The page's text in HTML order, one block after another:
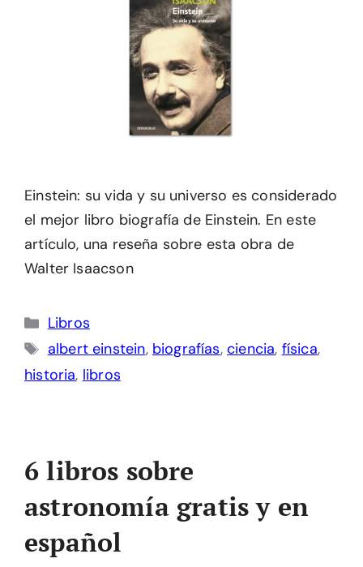
Einstein: su vida y su universo es considerado
el mejor libro biografía de Einstein. En este
artículo, una reseña sobre esta obra de
Walter Isaacson
Categorías
Libros
Etiquetas
albert einstein, biografías,ciencia, física,
historia, libros
6 libros sobre
astronomía gratis y en
español